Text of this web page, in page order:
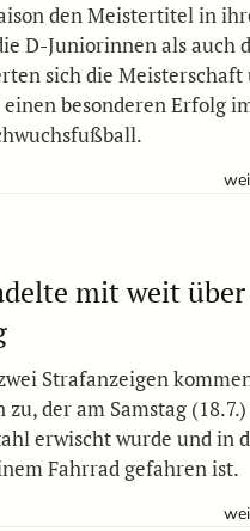
den Meistertitel in
D-Juniorinnen als auch
sich die Meisterschaft
besonderen Erfolg
mit weit
Strafanzeigen
der am Samstag
erwischt wurde und in
Fahrrad gefahren ist.